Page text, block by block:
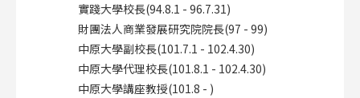
實踐大學校長(94.8.1 - 96.7.31)
財團法人商業發展研究院院長(97 - 99)
中原大學副校長(101.7.1 - 102.4.30)
中原大學代理校長(101.8.1 - 102.4.30)
中原大學講座教授(101.8 - )